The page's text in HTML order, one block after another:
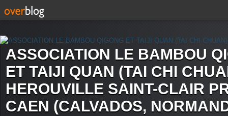
ASSOCIATION LE BAMBOU
ET TAIJI QUAN (TAI CHI
HEROUVILLE SAINT-CLAIR
CAEN (CALVADOS,